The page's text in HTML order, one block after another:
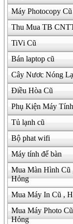
Máy Photocopy Cũ
Thu Mua TB
TiVi Cũ
Bán laptop cũ
Cây Nươc Nóng
Điều Hòa Cũ
Phụ Kiện Máy
Tủ lạnh cũ
Bộ phat wifi
Máy tính để bàn
Mua Màn Hình Cũ
Hỏng
Mua Máy In Cũ ,
Mua Máy Photo
Hỏng